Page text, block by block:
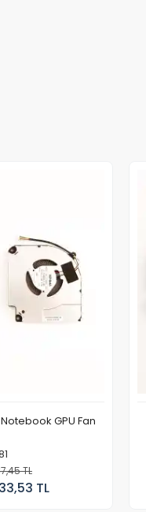
GPU Fan
TL
TL